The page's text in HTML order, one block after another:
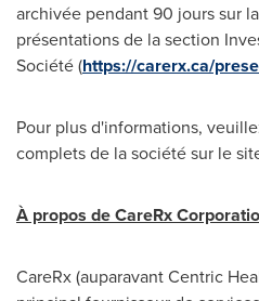
archivée pendant 90 jours sur
présentations de la section
Société (https://carerx.ca/
Pour plus d'informations,
complets de la société sur le
À propos de CareRx
CareRx (auparavant Centric